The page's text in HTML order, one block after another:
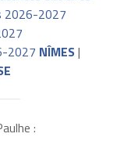
2026-2027
2027 NÎMES|
: